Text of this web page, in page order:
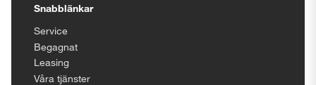
Snabblänkar
Service
Begagnat
Leasing
Våra tjänster